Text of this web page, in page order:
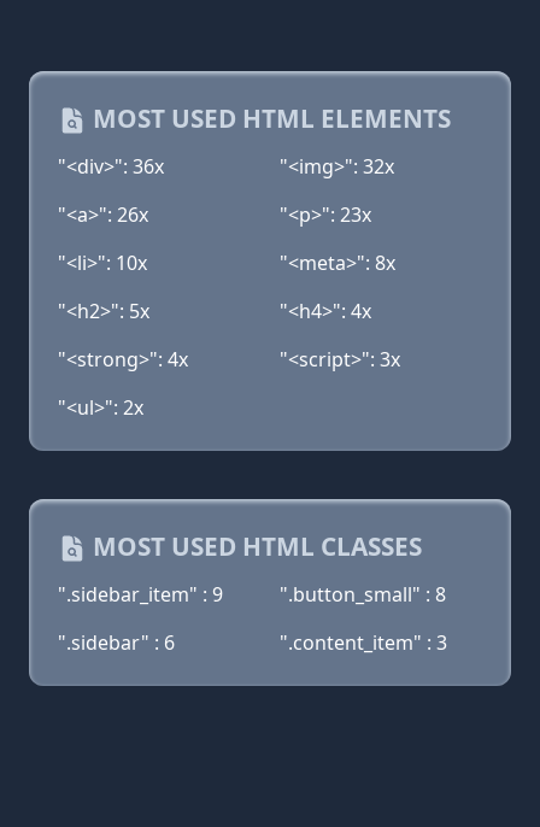
MOST USED HTML ELEMENTS
"<div>": 36x
"<img>": 32x
"<a>": 26x
"<p>": 23x
"<li>": 10x
"<meta>": 8x
"<h2>": 5x
"<h4>": 4x
"<strong>": 4x
"<script>": 3x
"<ul>": 2x
MOST USED HTML CLASSES
".sidebar_item" : 9
".button_small" : 8
".sidebar" : 6
".content_item" : 3